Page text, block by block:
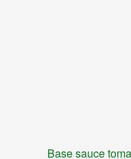
Base sauce